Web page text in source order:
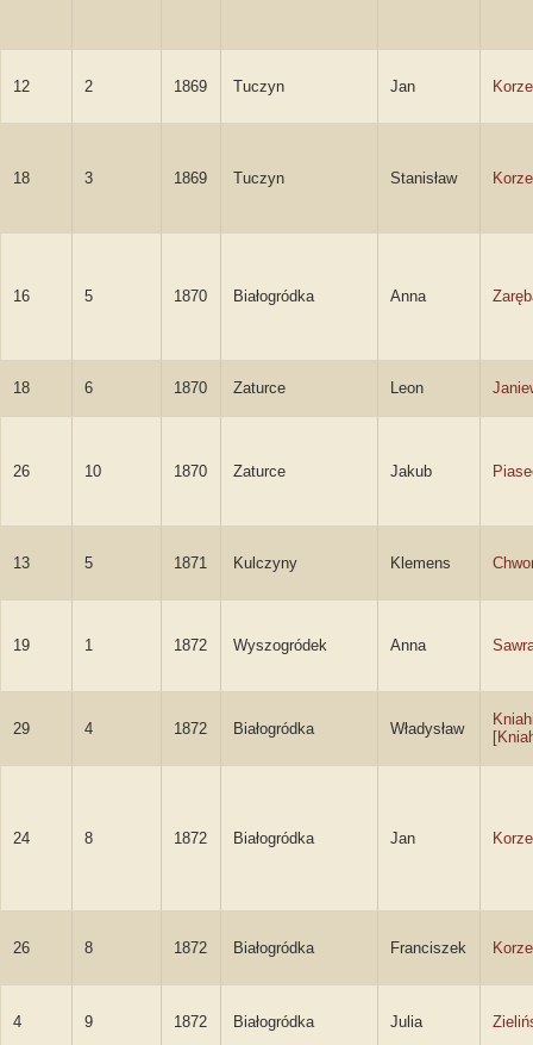
12 2 1869 Tuczyn Jan
18 3 1869 Tuczyn Stanisław
16 5 1870 Białogródka Anna
18 6 1870 Zaturce Leon
26 10 1870 Zaturce Jakub
13 5 1871 Kulczyny Klemens
19 1 1872 Wyszogródek Anna
29 4 1872 Białogródka Władysław
24 8 1872 Białogródka Jan
26 8 1872 Białogródka Franciszek
4 9 1872 Białogródka Julia